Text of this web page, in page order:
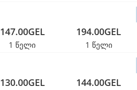
147.00GEL
1 წელი
194.00GEL
1 წელი
130.00GEL 144.00GEL